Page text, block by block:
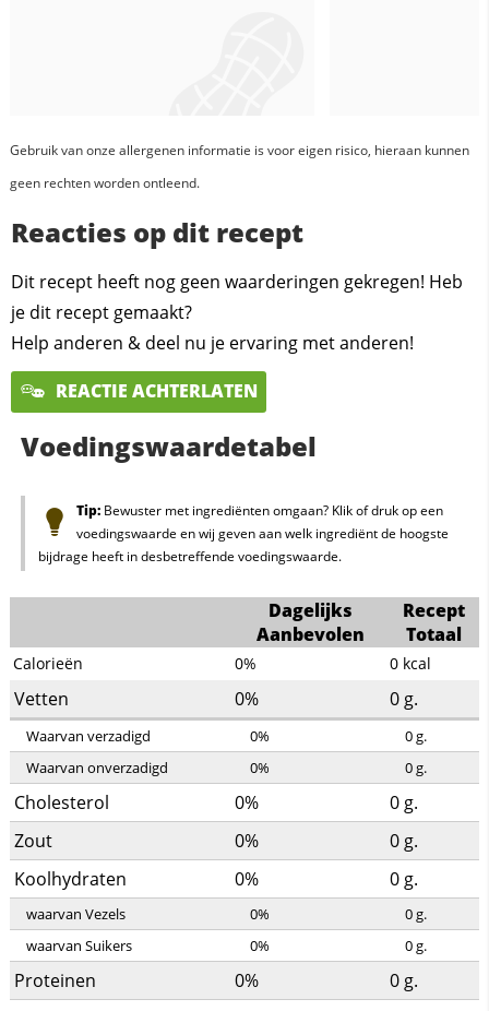
Gebruik van onze allergenen informatie is voor eigen risico, hieraan kunnen
geen rechten worden ontleend.
Reacties op dit recept
Dit recept heeft nog geen waarderingen gekregen! Heb
je dit recept gemaakt?
Help anderen & deel nu je ervaring met anderen!
REACTIE ACHTERLATEN
Voedingswaardetabel
Tip:Bewuster met ingrediënten omgaan? Klik of druk op een
voedingswaarde en wij geven aan welk ingrediënt de hoogste
bijdrage heeft in desbetreffende voedingswaarde.
Dagelijks
Aanbevolen
Recept
Totaal
Calorieën 0% 0 kcal
Vetten 0% 0 g.
Waarvan verzadigd 0% 0g.
Waarvan onverzadigd
0% 0g.
Cholesterol 0% 0 g.
Zout
0% 0 g.
Koolhydraten
0% 0 g.
waarvan Vezels 0% 0g.
waarvan Suikers
0% 0g.
Proteinen 0% 0 g.